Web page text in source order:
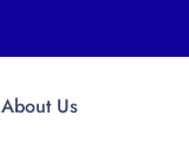
About Us